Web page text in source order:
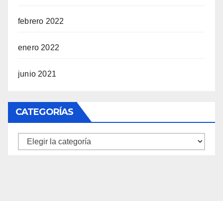
febrero 2022
enero 2022
junio 2021
CATEGORÍAS
Categorías